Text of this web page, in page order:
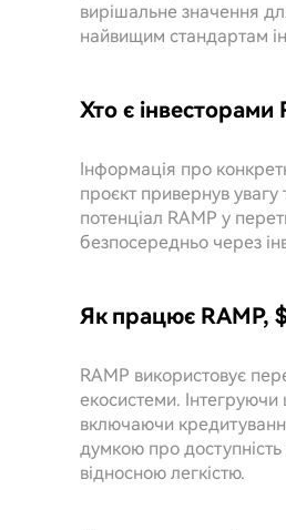
вирішальне значення
найвищим стандартам
Хто є інвесторами
Інформація про
проєкт привернув увагу
потенціал RAMP у
безпосередньо через
Як працює RAMP,
RAMP використовує
екосистеми.
включаючи
думкою про
відносною легкістю.